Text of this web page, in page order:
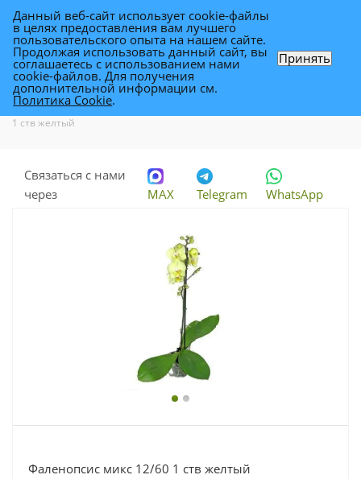
Фаленопсис микс 12/60 1 ств желтый
Каталог - Растения -
1 ств желтый
Связаться с нами
через
MAX Telegram WhatsApp
Фаленопсис микс 12/60 1 ств желтый
Данный веб-сайт использует cookie-файлы
в целях предоставления вам лучшего
пользовательского опыта на нашем сайте.
Продолжая использовать данный сайт, вы
соглашаетесь с использованием нами
cookie-файлов. Для получения
дополнительной информации см.
Политика Cookie.
Принять